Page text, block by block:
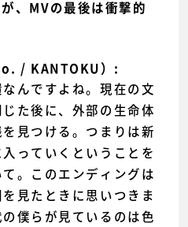
、MVの最後は衝撃的
/ KANTOKU）:
んですよね。現在の文
た後に、外部の生命体
見つける。つまりは新
っていくということを
。このエンディングは
見たときに思いつきま
僕らが見ているのは色